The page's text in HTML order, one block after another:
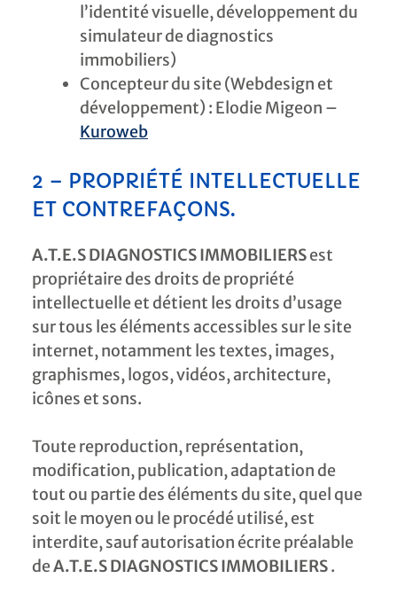
l’identité visuelle, développement du
simulateur de diagnostics
immobiliers)
Concepteur du site (Webdesign et
développement) : Elodie Migeon –
Kuroweb
2 – PROPRIÉTÉ INTELLECTUELLE
ET CONTREFAÇONS.
A.T.E.S DIAGNOSTICS IMMOBILIERSest
propriétaire des droits de propriété
intellectuelle et détient les droits d’usage
sur tous les éléments accessibles sur le site
internet, notamment les textes, images,
graphismes, logos, vidéos, architecture,
icônes et sons.
Toute reproduction, représentation,
modification, publication, adaptation de
tout ou partie des éléments du site, quel que
soit le moyen ou le procédé utilisé, est
interdite, sauf autorisation écrite préalable
deA.T.E.S DIAGNOSTICS IMMOBILIERS.